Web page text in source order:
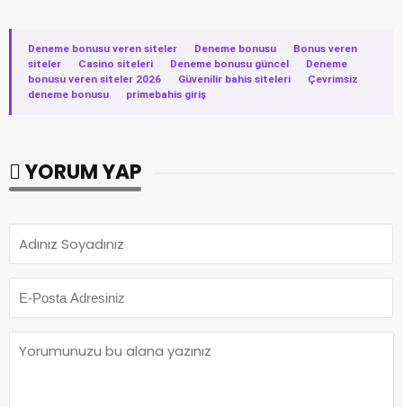
Deneme bonusu veren siteler · Deneme bonusu ·
Bonus veren
siteler
· Casino siteleri · Deneme bonusu güncel ·
Deneme
bonusu veren siteler 2026
· Güvenilir bahis siteleri ·
Çevrimsiz
deneme bonusu
· primebahis giriş
YORUM YAP